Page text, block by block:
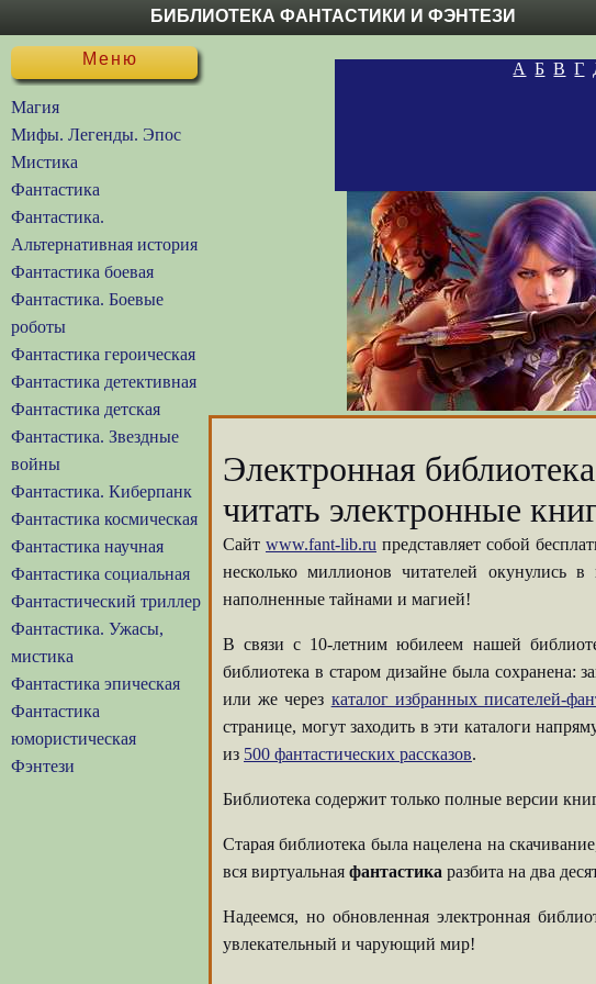
БИБЛИОТЕКА ФАНТАСТИКИ И ФЭНТЕЗИ
Меню
Магия
Мифы. Легенды. Эпос
Мистика
Фантастика
Фантастика.
Альтернативная история
Фантастика боевая
Фантастика. Боевые
роботы
Фантастика героическая
Фантастика детективная
Фантастика детская
Фантастика. Звездные
войны
Фантастика. Киберпанк
Фантастика космическая
Фантастика научная
Фантастика социальная
Фантастический триллер
Фантастика. Ужасы,
мистика
Фантастика эпическая
Фантастика
юмористическая
Фэнтези
А Б В Г
Электронная
читать электронные
Сайт www.fant-lib.ru представляет собой
несколько миллионов читателей
наполненные тайнами и магией!
В связи с 10-летним юбилеем нашей
библиотека в старом дизайне была сохранена:
или же через каталог избранных писателей-
странице, могут заходить в эти каталоги
из 500 фантастических рассказов.
Библиотека содержит только полные версии
Старая библиотека была нацелена на
вся виртуальная фантастика разбита на два
Надеемся, но обновленная электронная
увлекательный и чарующий мир!